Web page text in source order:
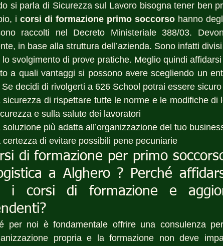
si parla di Sicurezza sul Lavoro bisogna tener ben
i corsi di formazione primo soccorso hanno
raccolti nel Decreto Ministeriale 388/03.
in base alla struttura dell’azienda. Sono infatti
lo svolgimento di prove pratiche. Meglio quindi
a quali vantaggi si possono avere scegliendo un
decidi di rivolgerti a 626 School potrai essere
sicurezza di rispettare tutte le norme e le modifiche
e sulla salute dei lavoratori
soluzione più adatta all’organizzazione del tuo
certezza di evitare possibili pene pecuniarie
di formazione per primo
a Alghero ? Perché
i corsi di formazione e
per noi è fondamentale offrire una consulenza
propria e la formazione non deve